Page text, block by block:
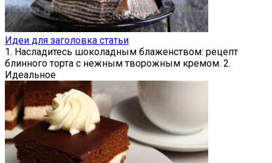
Идеи для заголовка статьи
1. Насладитесь шоколадным блаженством: рецепт
блинного торта с нежным творожным кремом. 2.
Идеальное